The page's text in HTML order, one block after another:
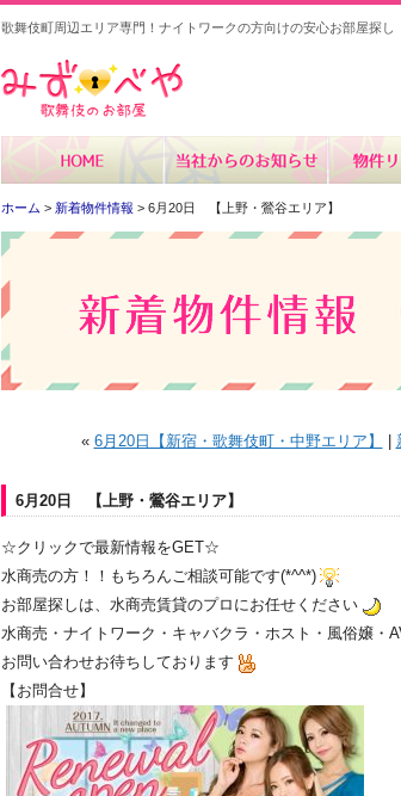
歌舞伎町周辺エリア専門！ナイトワークの方向けの安心お部屋探し
ホーム > 新着物件情報 > 6月20日 【上野・鶯谷エリア】
« 6月20日【新宿・歌舞伎町・中野エリア】
6月20日 【上野・鶯谷エリア】
☆クリックで最新情報をGET☆
水商売の方！！もちろんご相談可能です(*^^*)
お部屋探しは、水商売賃貸のプロにお任せください
水商売・ナイトワーク・キャバクラ・ホスト・風俗嬢・
お問い合わせお待ちしております
【お問合せ】